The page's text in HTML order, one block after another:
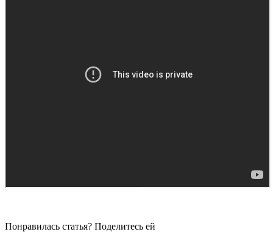
Понравилась статья? Поделитесь ей